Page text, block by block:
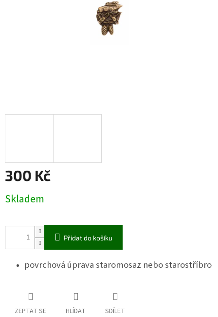
300 Kč
cena:
Skladem
Přidat do košíku
povrchová úprava staromosaz nebo starostříbro
ZEPTAT SE HLÍDAT SDÍLET